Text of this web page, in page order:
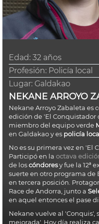
Edad: 32 años
Profesión: Policía local
Lugar: Galdakao
NEKANE ARROYO
Nekane Arroyo Zabaleta es
edición de 'El Conquistador
miembro del equipo verde
en Galdakao y es policía
No es su primera vez en 'El
Participó en laoctava
de loscóndoresy fue la 12ª
suerte en otro programa de
en tercera posición.
Racede Andorra, junto a
en aquel entonces el pase
Nekane vuelve al 'Conquis',
mejorada'. Hoy día realiza